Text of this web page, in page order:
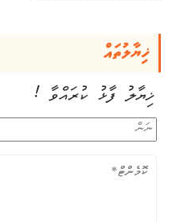
ޚިޔާލުތައް
ޚިޔާލު ފާޅު ކުރައްވާ !